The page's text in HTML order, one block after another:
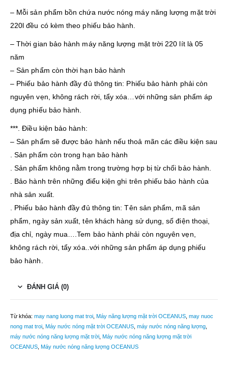
– Mỗi sản phẩm bồn chứa nước nóng máy năng lượng mặt trời
220l đều có kèm theo phiếu bảo hành.
– Thời gian bảo hành máy năng lượng mặt trời 220 lít là 05
năm
– Sản phẩm còn thời hạn bảo hành
– Phiếu bảo hành đầy đủ thông tin: Phiếu bảo hành phải còn
nguyên vẹn, không rách rời, tẩy xóa…với những sản phẩm áp
dụng phiếu bảo hành.
***. Điều kiện bảo hành:
– Sản phẩm sẽ được bảo hành nếu thoả mãn các điều kiện sau
. Sản phẩm còn trong hạn bảo hành
. Sản phẩm không nằm trong trường hợp bị từ chối bảo hành.
. Bảo hành trên những điểu kiện ghi trên phiếu bảo hành của
nhà sản xuất.
. Phiếu bảo hành đầy đủ thông tin: Tên sản phẩm, mã sản
phẩm, ngày sản xuất, tên khách hàng sử dụng, số điện thoại,
địa chỉ, ngày mua….Tem bảo hành phải còn nguyên vẹn,
không rách rời, tẩy xóa..với những sản phẩm áp dụng phiếu
bảo hành.
ĐÁNH GIÁ (0)
Từ khóa: may nang luong mat troi Máy năng lượng mặt trời OCEANUS may nuoc
nong mat troi Máy nước nóng mặt trời OCEANUS máy nước nóng năng lượng
máy nước nóng năng lượng mặt trời Máy nước nóng năng lượng mặt trời
OCEANUS Máy nước nóng năng lượng OCEANUS